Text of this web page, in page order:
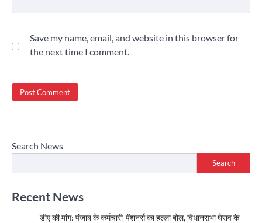
Save my name, email, and website in this browser for
the next time I comment.
Search News
Search
Recent News
डीए की मांग: पंजाब के कर्मचारी-पेंशनर्स का हल्ला बोल, विधानसभा घेराव के